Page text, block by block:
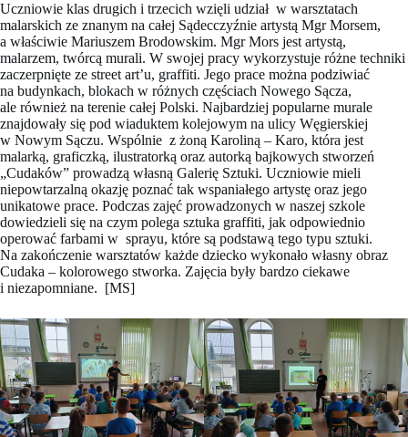
Uczniowie klas drugich i trzecich wzięli udział w warsztatach
malarskich ze znanym na całej Sądecczyźnie artystą Mgr Morsem,
a właściwie Mariuszem Brodowskim. Mgr Mors jest artystą,
malarzem, twórcą murali. W swojej pracy wykorzystuje różne techniki
zaczerpnięte ze street art’u, graffiti. Jego prace można podziwiać
na budynkach, blokach w różnych częściach Nowego Sącza,
ale również na terenie całej Polski. Najbardziej popularne murale
znajdowały się pod wiaduktem kolejowym na ulicy Węgierskiej
w Nowym Sączu. Wspólnie z żoną Karoliną – Karo, która jest
malarką, graficzką, ilustratorką oraz autorką bajkowych stworzeń
„Cudaków” prowadzą własną Galerię Sztuki. Uczniowie mieli
niepowtarzalną okazję poznać tak wspaniałego artystę oraz jego
unikatowe prace. Podczas zajęć prowadzonych w naszej szkole
dowiedzieli się na czym polega sztuka graffiti, jak odpowiednio
operować farbami w sprayu, które są podstawą tego typu sztuki.
Na zakończenie warsztatów każde dziecko wykonało własny obraz
Cudaka – kolorowego stworka. Zajęcia były bardzo ciekawe
i niezapomniane. [MS]